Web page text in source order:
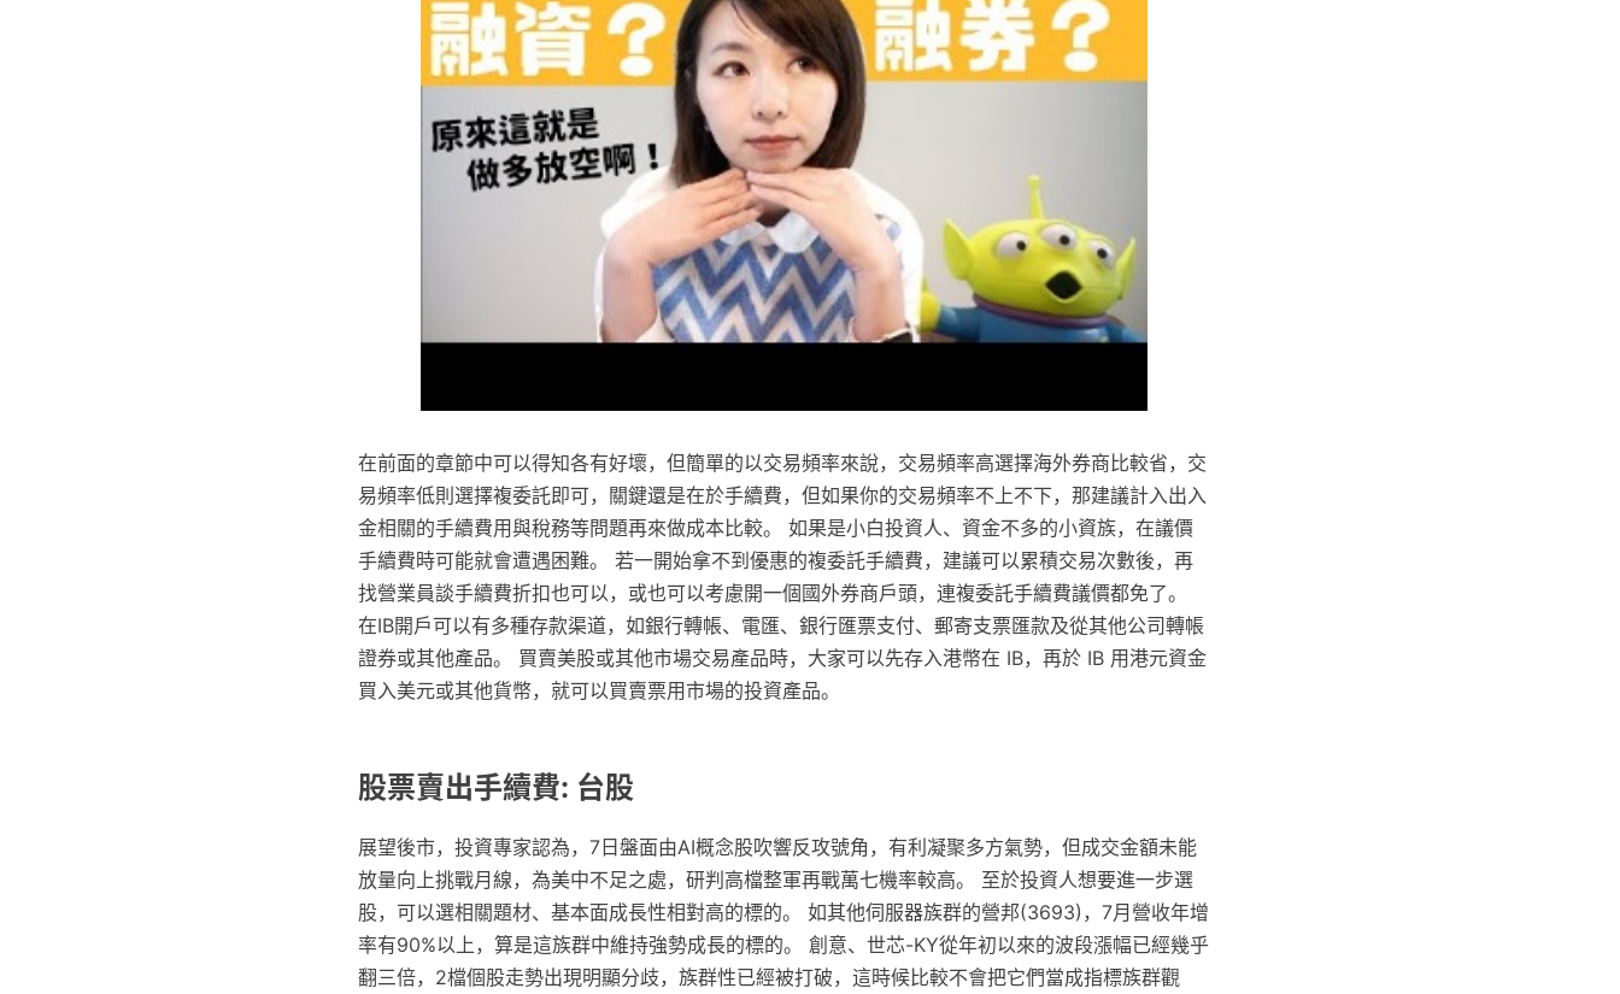
在前面的章節中可以得知各有好壞，但簡單的以交易頻率來說，交易頻率高選擇海外券商比較省，交
易頻率低則選擇複委託即可，關鍵還是在於手續費，但如果你的交易頻率不上不下，那建議計入出入
金相關的手續費用與稅務等問題再來做成本比較。 如果是小白投資人、資金不多的小資族，在議價
手續費時可能就會遭遇困難。 若一開始拿不到優惠的複委託手續費，建議可以累積交易次數後，再
找營業員談手續費折扣也可以，或也可以考慮開一個國外券商戶頭，連複委託手續費議價都免了。
在IB開戶可以有多種存款渠道，如銀行轉帳、電匯、銀行匯票支付、郵寄支票匯款及從其他公司轉帳
證券或其他產品。 買賣美股或其他市場交易產品時，大家可以先存入港幣在 IB，再於 IB 用港元資金
買入美元或其他貨幣，就可以買賣票用市場的投資產品。
股票賣出手續費: 台股
展望後市，投資專家認為，7日盤面由AI概念股吹響反攻號角，有利凝聚多方氣勢，但成交金額未能
放量向上挑戰月線，為美中不足之處，研判高檔整軍再戰萬七機率較高。 至於投資人想要進一步選
股，可以選相關題材、基本面成長性相對高的標的。 如其他伺服器族群的營邦(3693)，7月營收年增
率有90%以上，算是這族群中維持強勢成長的標的。 創意、世芯-KY從年初以來的波段漲幅已經幾乎
翻三倍，2檔個股走勢出現明顯分歧，族群性已經被打破，這時候比較不會把它們當成指標族群觀